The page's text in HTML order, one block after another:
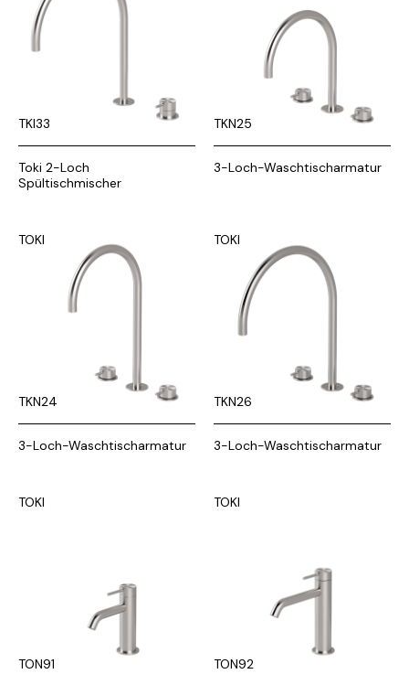
TKI33
Toki 2-Loch
Spültischmischer
TKN25
3-Loch-Waschtischarmatur
TOKI
TKN24
3-Loch-Waschtischarmatur
TOKI
TKN26
3-Loch-Waschtischarmatur
TOKI
TON91
TOKI
TON92